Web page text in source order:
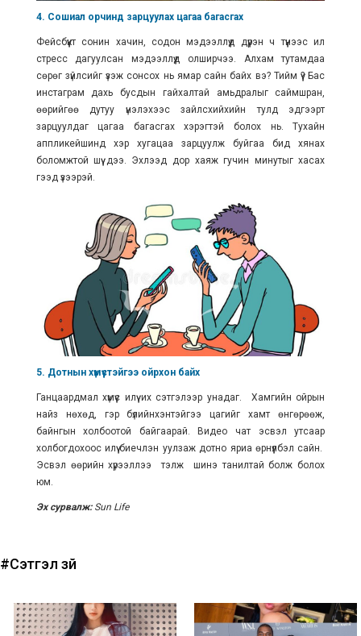
4. Сошиал орчинд зарцуулах цагаа багасгах
Фейсбүүкт сонин хачин, содон мэдээллүүд дүүрэн ч түүнээс илүү
стресс дагуулсан мэдээллүүд олширчээ. Алхам тутамдаа
сөрөг зүйлсийг үзэж сонсох нь ямар сайн байх вэ? Тийм үү? Бас
инстаграм дахь бусдын гайхалтай амьдралыг саймшран,
өөрийгөө дутуу үнэлэхээс зайлсхийхийн тулд эдгээрт
зарцуулдаг цагаа багасгах хэрэгтэй болох нь. Тухайн
аппликейшинд хэр хугацаа зарцуулж буйгаа бид хянах
боломжтой шүү дээ. Эхлээд дор хаяж гучин минутыг хасах
гээд үзээрэй.
5. Дотнын хүмүүстэйгээ ойрхон байх
Ганцаардмал хүмүүс илүү их сэтгэлээр унадаг. Хамгийн ойрын
найз нөхөд, гэр бүлийнхэнтэйгээ цагийг хамт өнгөрөөж,
байнгын холбоотой байгаарай. Видео чат эсвэл утсаар
холбогдохоос илүү биечлэн уулзаж дотно яриа өрнүүлбэл сайн.
Эсвэл өөрийн хүрээллээ тэлж шинэ танилтай болж болох
юм.
Эх сурвалж:Sun Life
#Сэтгэл зүй